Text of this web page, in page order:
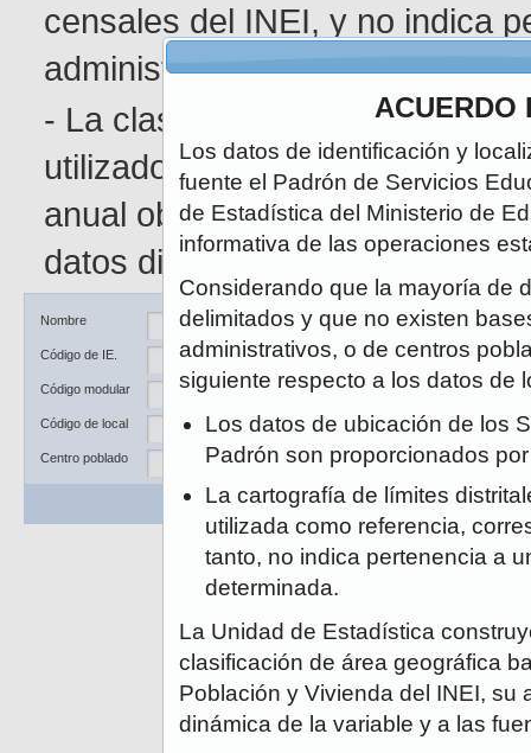
censales del INEI, y no indica
administrativa determinada.
- La clasificación de área
utilizado en el Censo de
anual obedece a la naturaleza
datos disponibles.
Nombre
Código de IE.
Código modular
Código de local
Centro poblado
Ubicación DRE / UGEL
Departamento
Distrito
Buscar Limpiar
ACUERDO
Los datos de identificación y
fuente el Padrón de Servicios
de Estadística del Ministerio de
informativa de las operaciones
Considerando que la mayoría de
delimitados y que no existen
administrativos, o de centros
siguiente respecto a los datos de
Los datos de ubicación de los
Padrón son proporcionados
La cartografía de límites
utilizada como referencia,
tanto, no indica pertenencia a
determinada.
La Unidad de Estadística
clasificación de área geográfica
Población y Vivienda del INEI, su
dinámica de la variable y a las